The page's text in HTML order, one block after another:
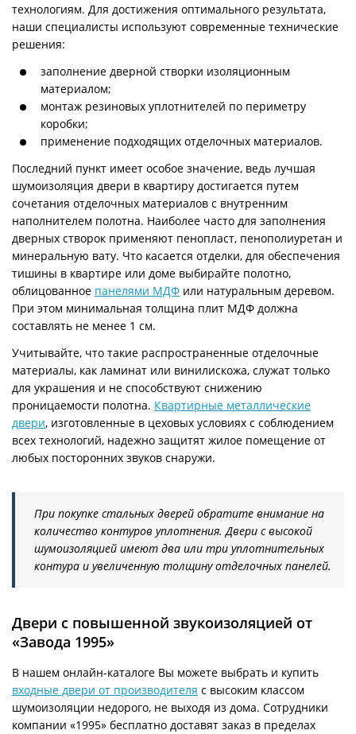
технологиям. Для достижения оптимального результата,
наши специалисты используют современные технические
решения:
заполнение дверной створки изоляционным
материалом;
монтаж резиновых уплотнителей по периметру
коробки;
применение подходящих отделочных материалов.
Последний пункт имеет особое значение, ведь лучшая
шумоизоляция двери в квартиру достигается путем
сочетания отделочных материалов с внутренним
наполнителем полотна. Наиболее часто для заполнения
дверных створок применяют пенопласт, пенополиуретан и
минеральную вату. Что касается отделки, для обеспечения
тишины в квартире или доме выбирайте полотно,
облицованное панелями МДФ или натуральным деревом.
При этом минимальная толщина плит МДФ должна
составлять не менее 1 см.
Учитывайте, что такие распространенные отделочные
материалы, как ламинат или винилискожа, служат только
для украшения и не способствуют снижению
проницаемости полотна. Квартирные металлические
двери, изготовленные в цеховых условиях с соблюдением
всех технологий, надежно защитят жилое помещение от
любых посторонних звуков снаружи.
При покупке стальных дверей обратите внимание на
количество контуров уплотнения. Двери с высокой
шумоизоляцией имеют два или три уплотнительных
контура и увеличенную толщину отделочных панелей.
Двери с повышенной звукоизоляцией от
«Завода 1995»
В нашем онлайн-каталоге Вы можете выбрать и купить
входные двери от производителя с высоким классом
шумоизоляции недорого, не выходя из дома. Сотрудники
компании «1995» бесплатно доставят заказ в пределах